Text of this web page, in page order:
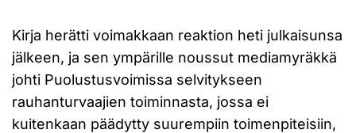
Kirja herätti voimakkaan reaktion heti julkaisunsa
jälkeen, ja sen ympärille noussut mediamyräkkä
johti Puolustusvoimissa selvitykseen
rauhanturvaajien toiminnasta, jossa ei
kuitenkaan päädytty suurempiin toimenpiteisiin,